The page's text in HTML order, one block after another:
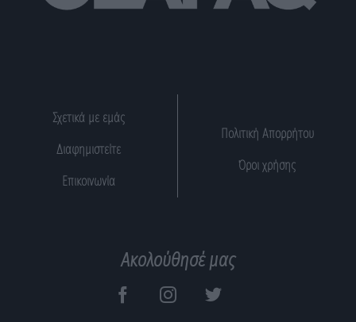
Σχετικά με εμάς
Διαφημιστείτε
Επικοινωνία
Πολιτική Απορρήτου
Όροι χρήσης
Ακολούθησέ μας